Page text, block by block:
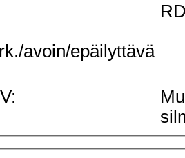
avoin/epäilyttävä